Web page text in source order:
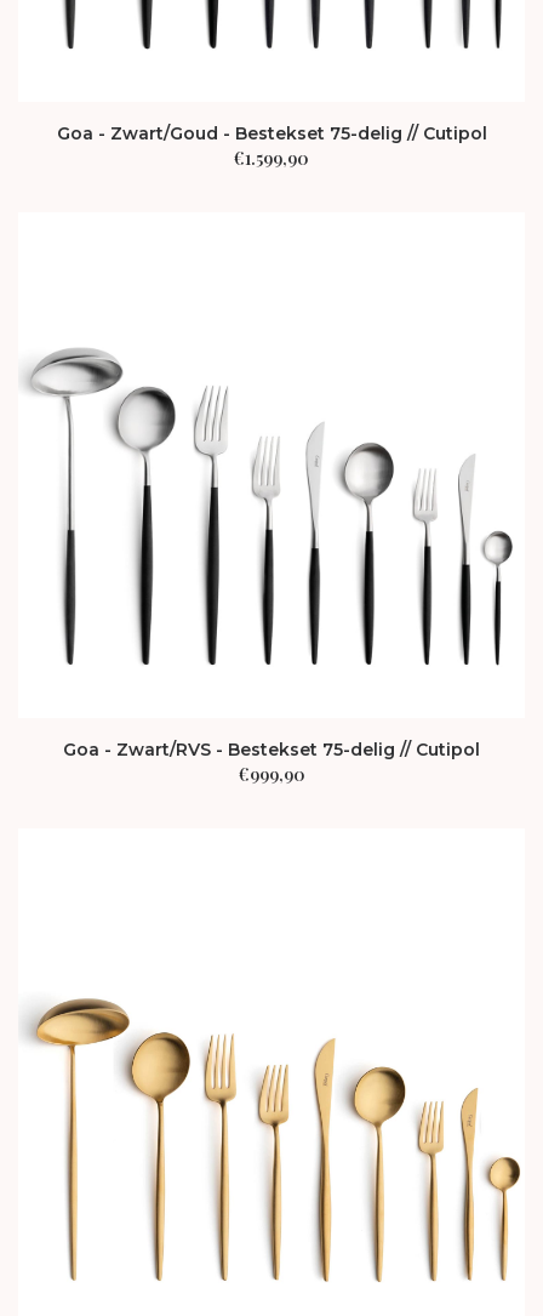
Goa - Zwart/Goud - Bestekset 75-delig // Cutipol
€1.599,90
Goa - Zwart/RVS - Bestekset 75-delig // Cutipol
€999,90